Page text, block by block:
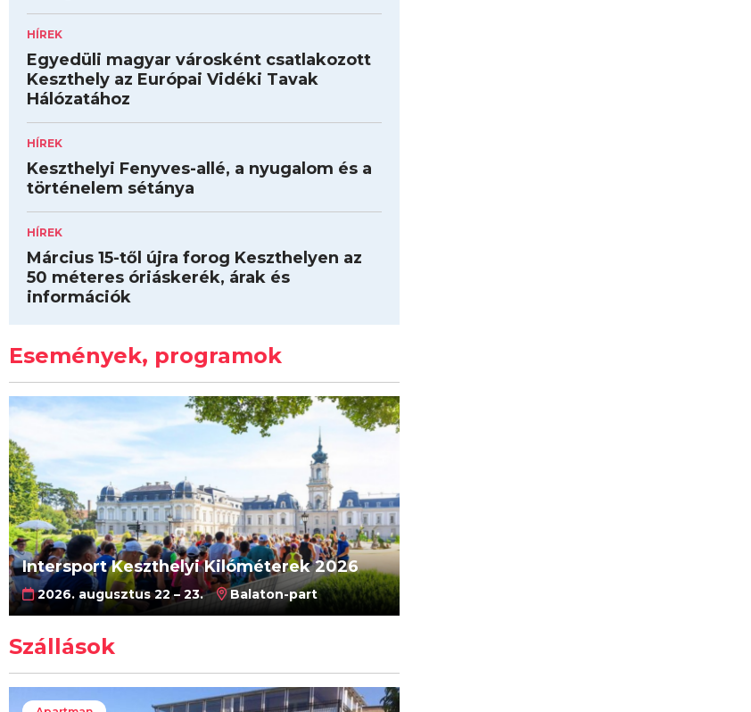
HÍREK
Egyedüli magyar városként csatlakozott
Keszthely az Európai Vidéki Tavak
Hálózatához
HÍREK
Keszthelyi Fenyves-allé, a nyugalom és a
történelem sétánya
HÍREK
Március 15-től újra forog Keszthelyen az
50 méteres óriáskerék, árak és
információk
Események, programok
Intersport Keszthelyi Kilóméterek 2026
2026. augusztus 22 – 23. Balaton-part
Szállások